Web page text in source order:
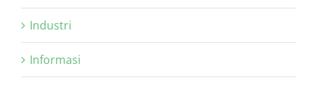
Industri
Informasi